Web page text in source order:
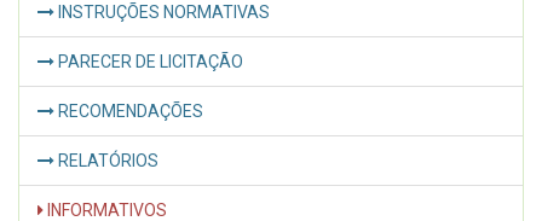
INSTRUÇÕES NORMATIVAS
PARECER DE LICITAÇÃO
RECOMENDAÇÕES
RELATÓRIOS
INFORMATIVOS